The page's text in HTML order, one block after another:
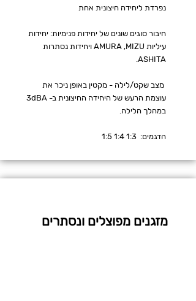
נפרדת ליחידה חיצונית אחת
חיבור סוגים שונים של יחידות פנימיות: יחידות
עיליות AMURA ,MIZU ויחידות נסתרות
ASHITA.
מצב שקט/לילה - מקטין באופן ניכר את
עוצמת הרעש של היחידה החיצונית ב- 3dBA
במהלך הלילה.
הדגמים: 1:3 1:4 1:5
מזגנים מפוצלים ונסתרים